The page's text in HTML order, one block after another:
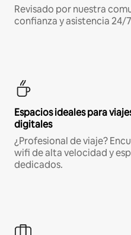
Revisado por nuestra
confianza y asistencia
Espacios ideales para
digitales
¿Profesional de viaje?
wifi de alta velocidad y
dedicados.